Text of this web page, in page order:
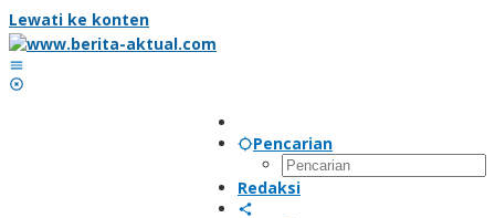
Lewati ke konten
Pencarian
Redaksi